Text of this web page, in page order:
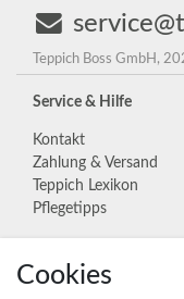
Teppich Boss GmbH,
Service & Hilfe
Kontakt
Zahlung & Versand
Teppich Lexikon
Pflegetipps
Unternehmen
Cookies